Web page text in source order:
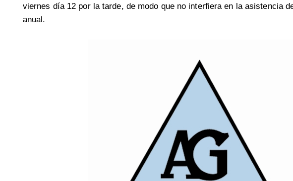
viernes día 12 por la tarde, de modo que no interfiera en la asistencia
anual.